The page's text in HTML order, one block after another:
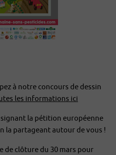
à notre concours de dessin
les informations ici
la pétition européenne
la partageant autour de vous !
de clôture du 30 mars pour